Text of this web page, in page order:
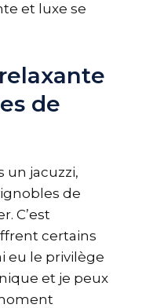
et luxe se
de
un jacuzzi,
de
C’est
certains
eu le privilège
et je peux